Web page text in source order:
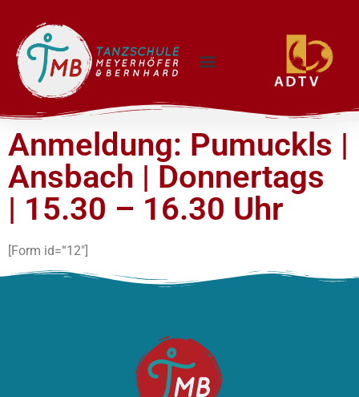
Anmeldung: Pumuckls |
Ansbach | Donnertags
| 15.30 – 16.30 Uhr
[Form id=“12″]